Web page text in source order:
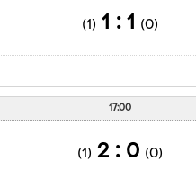
(0)
1 : 1
(1)
17:00
(0)
0 : 2
(1)